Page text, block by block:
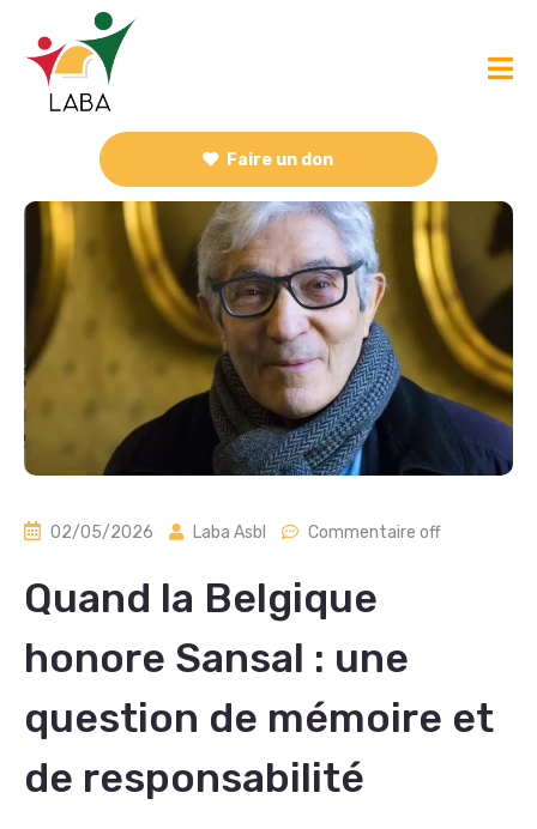
Faire un don
02/05/2026 Laba Asbl Commentaire off
Quand la Belgique
honore Sansal : une
question de mémoire et
de responsabilité